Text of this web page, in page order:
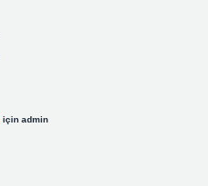
için admin